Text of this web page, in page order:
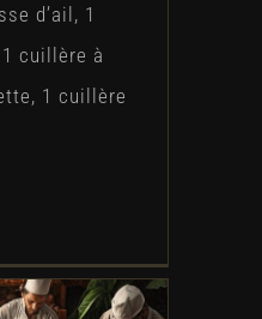
d’ail, 1
cuillère à
1 cuillère